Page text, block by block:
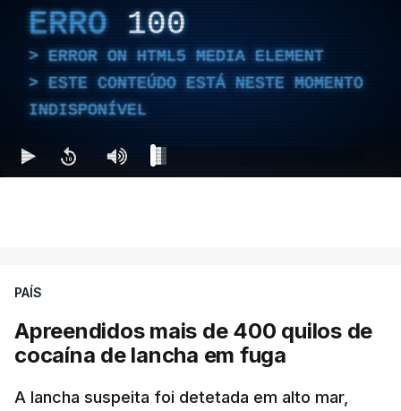
ERRO 100
ERROR ON HTML5 MEDIA ELEMENT
ESTE CONTEÚDO ESTÁ NESTE MOMENTO
INDISPONÍVEL
PAÍS
Apreendidos mais de 400 quilos de
cocaína de lancha em fuga
A lancha suspeita foi detetada em alto mar,